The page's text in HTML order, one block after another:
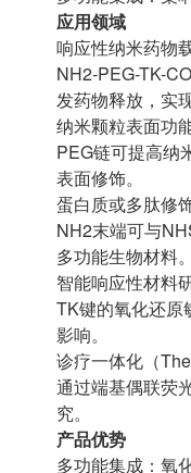
应用领域
响应性纳米药物
NH2-PEG-TK-
发药物释放，实
纳米颗粒表面功
PEG链可提高纳
表面修饰。
蛋白质或多肽修
NH2末端可与
多功能生物材料。
智能响应性材料
TK键的氧化还原
影响。
诊疗一体化（
通过端基偶联荧
究。
产品优势
多功能集成：氧